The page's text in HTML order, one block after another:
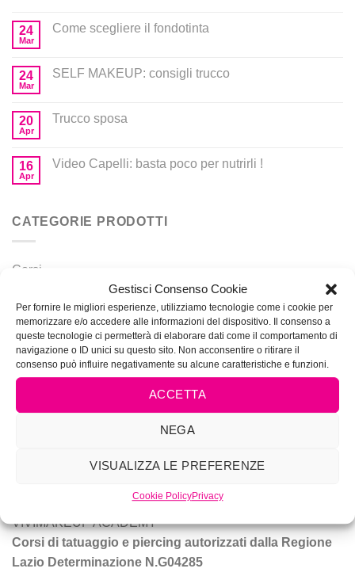
Gestisci Consenso Cookie
Per fornire le migliori esperienze, utilizziamo tecnologie come i cookie per
memorizzare e/o accedere alle informazioni del dispositivo. Il consenso a
queste tecnologie ci permetterà di elaborare dati come il comportamento di
navigazione o ID unici su questo sito. Non acconsentire o ritirare il
consenso può influire negativamente su alcune caratteristiche e funzioni.
ACCETTA
NEGA
VISUALIZZA LE PREFERENZE
Cookie PolicyPrivacy
24
Mar
Come scegliere il fondotinta
24
Mar
SELF MAKEUP: consigli trucco
20
Apr
Trucco sposa
16
Apr
Video Capelli: basta poco per nutrirli !
CATEGORIE PRODOTTI
Corsi
Vivi Make Up è corsi di make-up, trucco sposa, tatuaggio e
Tecniche e prodotti per ottenere un trucco da star.
VIVIMAKEUP ACADEMY
Corsi di tatuaggio e piercing autorizzati dalla Regione
Lazio Determinazione N.G04285